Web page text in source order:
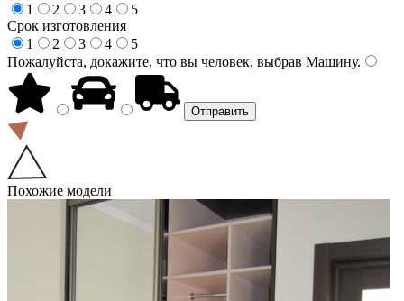
1
2 3 4
5
Срок изготовления
1
2 3 4
5
Пожалуйста, докажите, что вы человек, выбрав Машину.
Похожие модели